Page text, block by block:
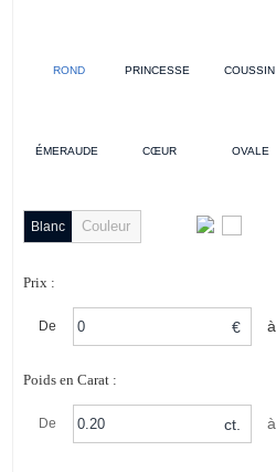
ROND PRINCESSE COUSSIN
ÉMERAUDE CŒUR OVALE
Blanc Couleur
Prix :
De € à
Poids en Carat :
De ct. à